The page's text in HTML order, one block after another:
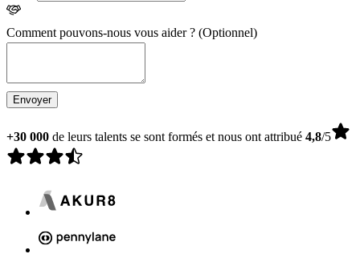
Comment pouvons-nous vous aider ? (Optionnel)
Envoyer
+30 000 de leurs talents se sont formés et nous ont attribué 4,8/5